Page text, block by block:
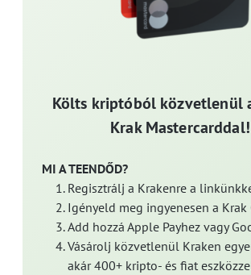
Költs kriptóból közvetlenül
Krak Mastercarddal!
MI A TEENDŐD?
Regisztrálj a Krakenre a
Igényeld meg ingyenesen a Krak
Add hozzá Apple Payhez vagy
Vásárolj közvetlenül Kraken
akár 400+ kripto- és fiat